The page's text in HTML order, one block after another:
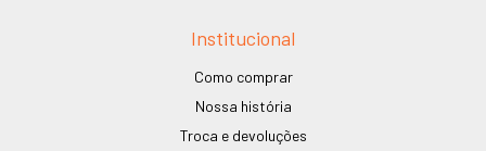
Institucional
Como comprar
Nossa história
Troca e devoluções